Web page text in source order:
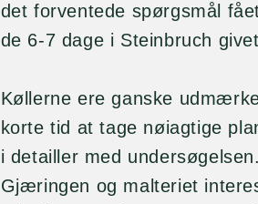
det forventede spørgsmål
de 6-7 dage i Steinbruch
Køllerne ere ganske
korte tid at tage nøiagtige
i detailler med undersøgelsen.
Gjæringen og malteriet